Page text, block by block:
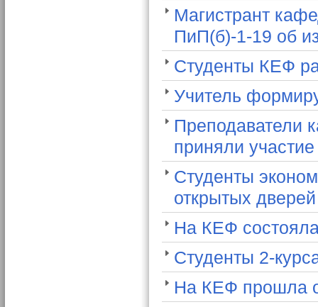
Магистрант
ПиП(б)-1-19 об
Студенты КЕФ
Учитель
Преподаватели
приняли
Студенты
открытых
На КЕФ
Студенты 2-
На КЕФ прошла